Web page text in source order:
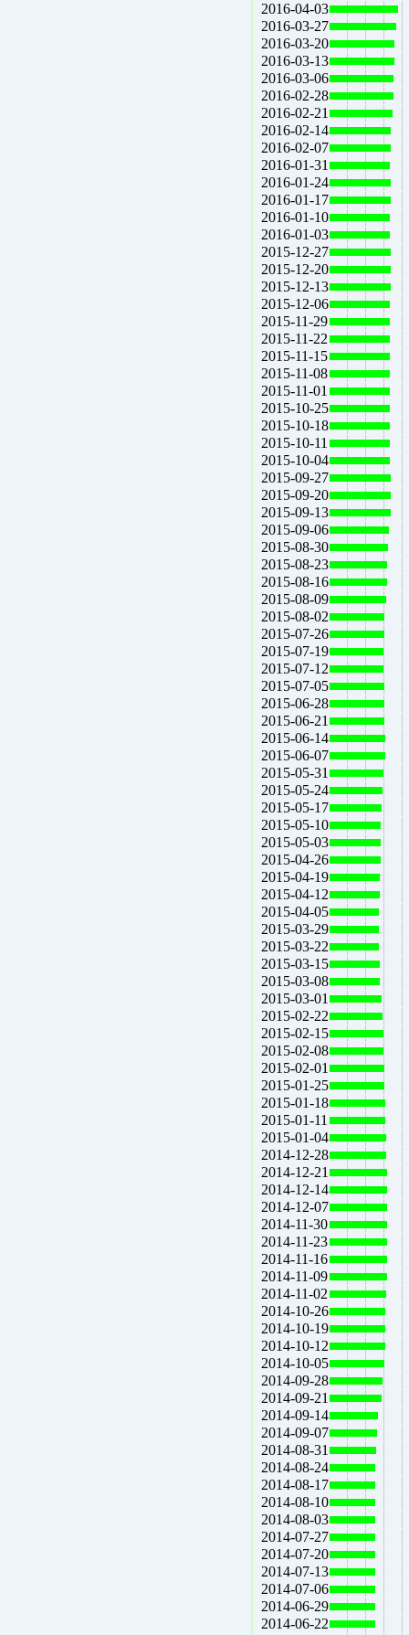
2016-04-03
2016-03-27
2016-03-20
2016-03-13
2016-03-06
2016-02-28
2016-02-21
2016-02-14
2016-02-07
2016-01-31
2016-01-24
2016-01-17
2016-01-10
2016-01-03
2015-12-27
2015-12-20
2015-12-13
2015-12-06
2015-11-29
2015-11-22
2015-11-15
2015-11-08
2015-11-01
2015-10-25
2015-10-18
2015-10-11
2015-10-04
2015-09-27
2015-09-20
2015-09-13
2015-09-06
2015-08-30
2015-08-23
2015-08-16
2015-08-09
2015-08-02
2015-07-26
2015-07-19
2015-07-12
2015-07-05
2015-06-28
2015-06-21
2015-06-14
2015-06-07
2015-05-31
2015-05-24
2015-05-17
2015-05-10
2015-05-03
2015-04-26
2015-04-19
2015-04-12
2015-04-05
2015-03-29
2015-03-22
2015-03-15
2015-03-08
2015-03-01
2015-02-22
2015-02-15
2015-02-08
2015-02-01
2015-01-25
2015-01-18
2015-01-11
2015-01-04
2014-12-28
2014-12-21
2014-12-14
2014-12-07
2014-11-30
2014-11-23
2014-11-16
2014-11-09
2014-11-02
2014-10-26
2014-10-19
2014-10-12
2014-10-05
2014-09-28
2014-09-21
2014-09-14
2014-09-07
2014-08-31
2014-08-24
2014-08-17
2014-08-10
2014-08-03
2014-07-27
2014-07-20
2014-07-13
2014-07-06
2014-06-29
2014-06-22